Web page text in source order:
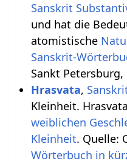
Sanskrit
und hat die
atomistische
Sanskrit-
Sankt Petersburg,
Hrasvata,
Kleinheit.
weiblichen
Kleinheit. Quelle:
Wörterbuch in